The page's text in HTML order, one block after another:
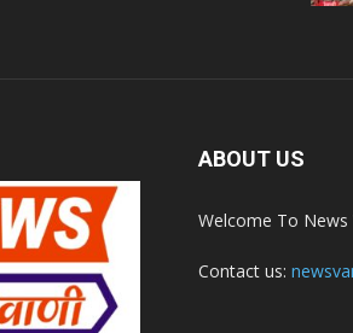
ABOUT US
Welcome To News
Contact us: